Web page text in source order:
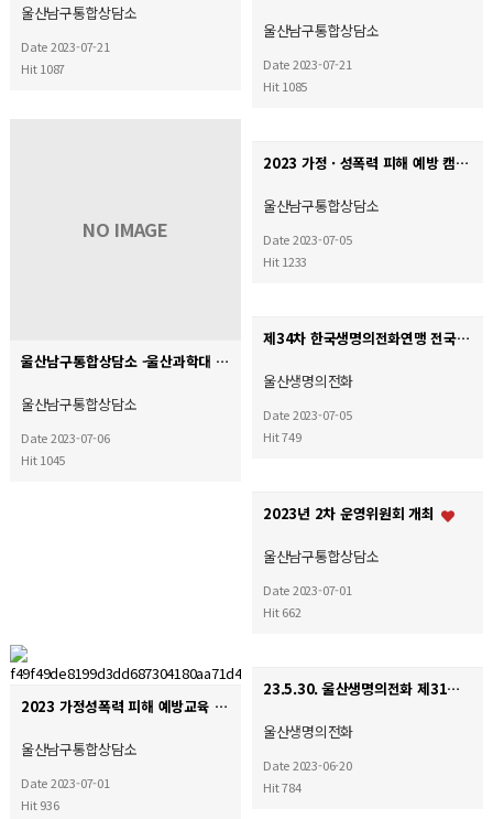
울산남구통합상담소
Date 2023-07-21
Hit 1087
울산남구통합상담소
Date 2023-07-21
Hit 1085
NO IMAGE
울산남구통합상담소 -울산과학대 폭력예방교육 지원체계 구축 관련 업무협약 체결
울산남구통합상담소
Date 2023-07-06
Hit 1045
2023 가정 · 성폭력 피해 예방 캠페인 진행
울산남구통합상담소
Date 2023-07-05
Hit 1233
제34차 한국생명의전화연맹 전국대회
울산생명의전화
Date 2023-07-05
Hit 749
2023년 2차 운영위원회 개최
울산남구통합상담소
Date 2023-07-01
Hit 662
2023 가정성폭력 피해 예방교육 '평화의 종소리' 심화교육
울산남구통합상담소
Date 2023-07-01
Hit 936
23.5.30. 울산생명의전화 제31기 카운슬링대학 수료식
울산생명의전화
Date 2023-06-20
Hit 784